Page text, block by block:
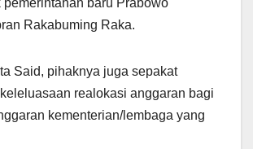
pemerintahan baru Prabowo
Rakabuming Raka.
Said, pihaknya juga sepakat
realokasi anggaran bagi
kementerian/lembaga yang